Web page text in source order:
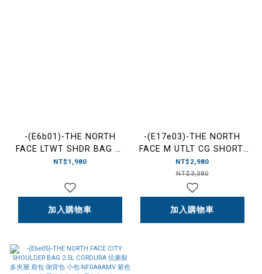
-(E6b01)-THE NORTH
FACE LTWT SHDR BAG 北
面 防水 線條 單肩包 斜背
黑色(KX7)
NT$1,980
加入購物車
-(E17e03)-THE NORTH
FACE M UTLT CG SHORT-
AP DWR 防潑水 多口袋 腰
帶飾短褲-NF0A8822 黑色
(JK3) /淺卡其(3X4)
NT$2,980
NT$3,380
加入購物車